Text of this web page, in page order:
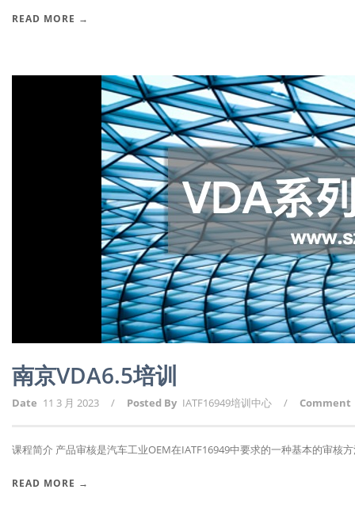
READ MORE →
南京VDA6.5培训
Date 11 3 月 2023 / Posted By IATF16949培训中心 / Comment
课程简介 产品审核是汽车工业OEM在IATF16949中要求的一种基本的审核方
READ MORE →